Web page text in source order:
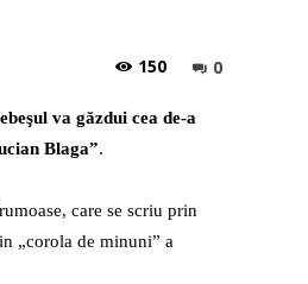
0
150
va găzdui cea de-a
Blaga”.
care se scriu prin
„corola de minuni” a